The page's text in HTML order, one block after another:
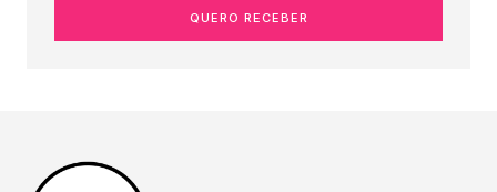
QUERO RECEBER